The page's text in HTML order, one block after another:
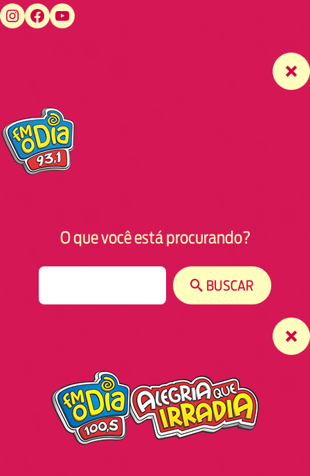
https://www.instagram.com/fmodiamanaus/ https://www.facebook.com/fmodiamanaus https://www.youtube.com/user/radiofmodia
O que você está procurando?
BUSCAR